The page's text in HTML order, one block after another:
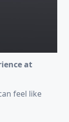
at
feel like